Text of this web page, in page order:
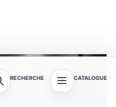
RECHERCHE CATALOGUE